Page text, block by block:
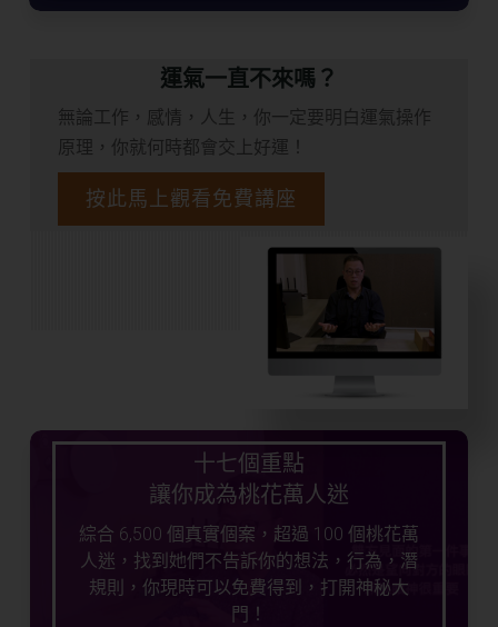
運氣一直不來嗎？
無論工作，感情，人生，你一定要明白運氣操作
原理，你就何時都會交上好運！
按此馬上觀看免費講座
十七個重點
讓你成為桃花萬人迷
綜合 6,500 個真實個案，超過 100 個桃花萬
人迷，找到她們不告訴你的想法，行為，潛
規則，你現時可以免費得到，打開神秘大
門！